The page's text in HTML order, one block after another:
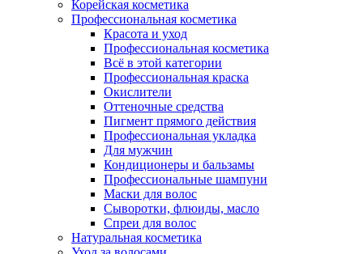
Корейская косметика
Профессиональная косметика
Красота и уход
Профессиональная косметика
Всё в этой категории
Профессиональная краска
Окислители
Оттеночные средства
Пигмент прямого действия
Профессиональная укладка
Для мужчин
Кондиционеры и бальзамы
Профессиональные шампуни
Маски для волос
Сыворотки, флюиды, масло
Спреи для волос
Натуральная косметика